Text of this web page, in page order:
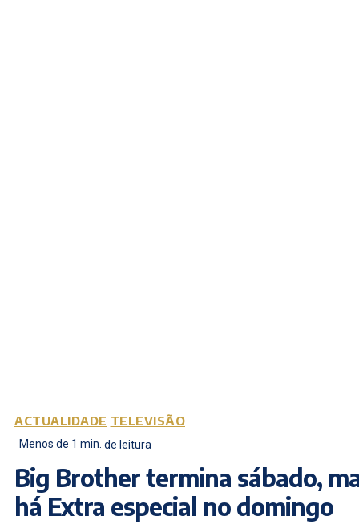
ACTUALIDADE TELEVISÃO
Menos de 1 min. de leitura
Big Brother termina sábado,
há Extra especial no domingo